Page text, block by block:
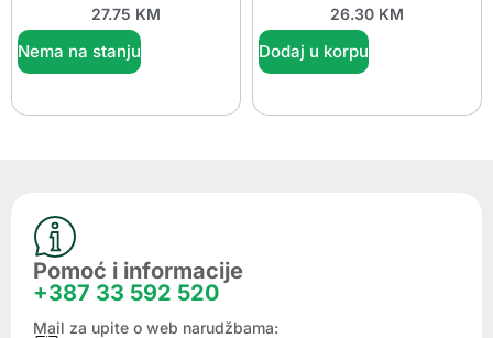
27.75 KM
Nema na stanju
26.30 KM
Dodaj u korpu
Pomoć i informacije
+387 33 592 520
Mail za upite o web narudžbama: